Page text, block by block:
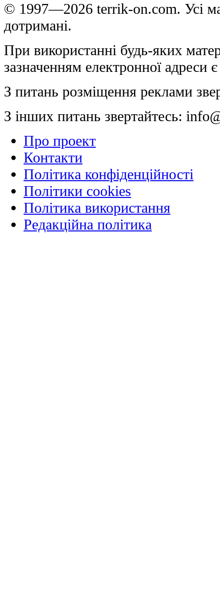
© 1997—2026 terrik-on.com. Усі
дотримані.
При використанні будь-яких
зазначенням електронної адреси
З питань розміщення реклами
З інших питань звертайтесь:
Про проект
Контакти
Політика конфіденційності
Політики cookies
Політика використання
Редакційна політика